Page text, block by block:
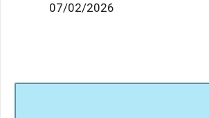
07/02/2026